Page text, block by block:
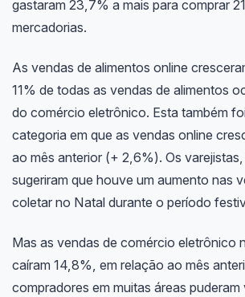
gastaram 23,7% a mais para comprar
mercadorias.
As vendas de alimentos online
11% de todas as vendas de alimentos
do comércio eletrônico. Esta também
categoria em que as vendas online
ao mês anterior (+ 2,6%). Os
sugeriram que houve um aumento nas
coletar no Natal durante o período
Mas as vendas de comércio eletrônico
caíram 14,8%, em relação ao mês
compradores em muitas áreas puderam